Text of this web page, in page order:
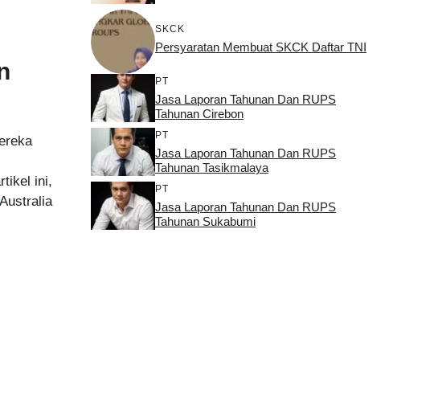
ini,
Australia
SKCK
Persyaratan Membuat SKCK Daftar TNI
PT
Jasa Laporan Tahunan Dan RUPS
Tahunan Cirebon
PT
Jasa Laporan Tahunan Dan RUPS
Tahunan Tasikmalaya
PT
Jasa Laporan Tahunan Dan RUPS
Tahunan Sukabumi